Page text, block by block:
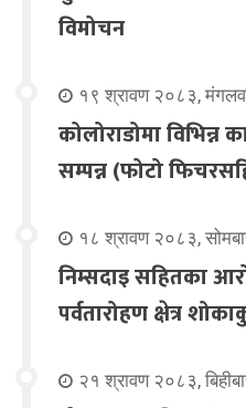
विमोचन
१९ श्रावण २०८३,
कोलोराडोमा
सम्पन्न (फोटो
१८ श्रावण २०८३,
निम्सदाइ सहितका
पर्वतारोहण क्षेत्र
२१ श्रावण २०८३,